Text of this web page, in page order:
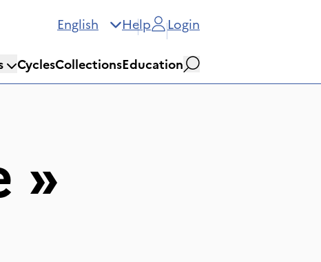
English Help Login
CyclesCollectionsEducation
Search
»